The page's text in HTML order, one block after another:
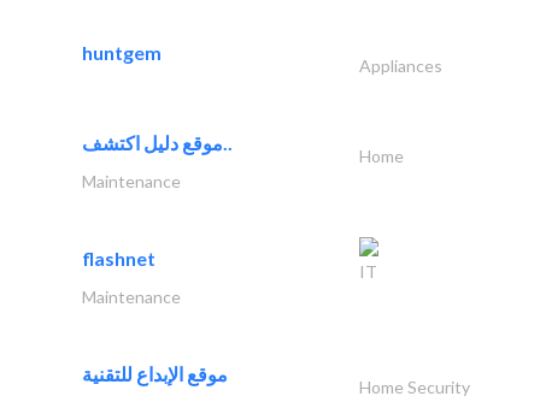
huntgem
Appliances
موقع دليل اكتشف..
Home
Maintenance
flashnet
IT
Maintenance
موقع الإبداع للتقنية
Home Security